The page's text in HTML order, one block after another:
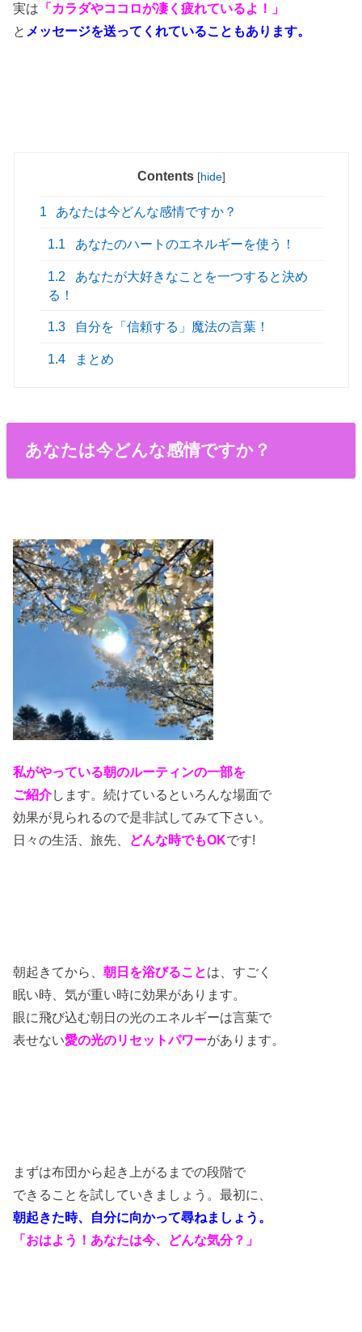
実は 「カラダやココロが凄く疲れているよ！」
と メッセージを送ってくれていることもあります。
Contents [hide]
1 あなたは今どんな感情ですか？
1.1 あなたのハートのエネルギーを使う！
1.2
あなたが大好きなことを一つすると決め
る！
1.3 自分を「信頼する」魔法の言葉！
1.4 まとめ
あなたは今どんな感情ですか？
私がやっている朝のルーティンの一部を
ご紹介します。続けているといろんな場面で
効果が見られるので是非試してみて下さい。
日々の生活、旅先、 どんな時でもOKです!
朝起きてから、朝日を浴びることは、すごく
眠い時、気が重い時に効果があります。
眼に飛び込む朝日の光のエネルギーは言葉で
表せない愛の光のリセットパワーがあります。
まずは布団から起き上がるまでの段階で
できることを試していきましょう。最初に、
朝起きた時、自分に向かって尋ねましょう。
「おはよう！あなたは今、どんな気分？」